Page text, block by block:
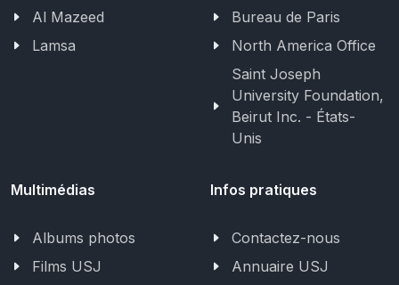
Al Mazeed
Lamsa
Bureau de Paris
North America Office
Saint Joseph
University Foundation,
Beirut Inc. - États-
Unis
Multimédias
Albums photos
Films USJ
Infos pratiques
Contactez-nous
Annuaire USJ